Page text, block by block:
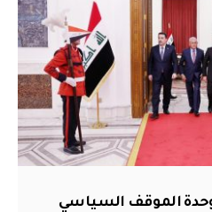
الموقف السياسي